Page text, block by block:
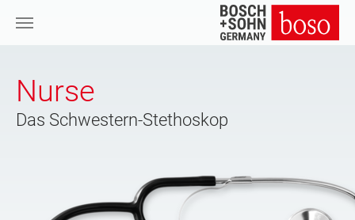
Nurse
Das Schwestern-Stethoskop